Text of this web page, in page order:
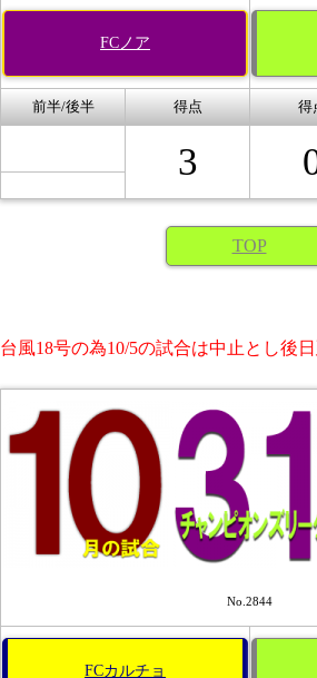
FCノア
前半/後半 得点 得
3
TOP
台風18号の為10/5の試合は中止とし後日
No.2844
FCカルチョ